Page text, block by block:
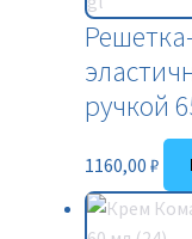
ручкой
1160,00 ₽